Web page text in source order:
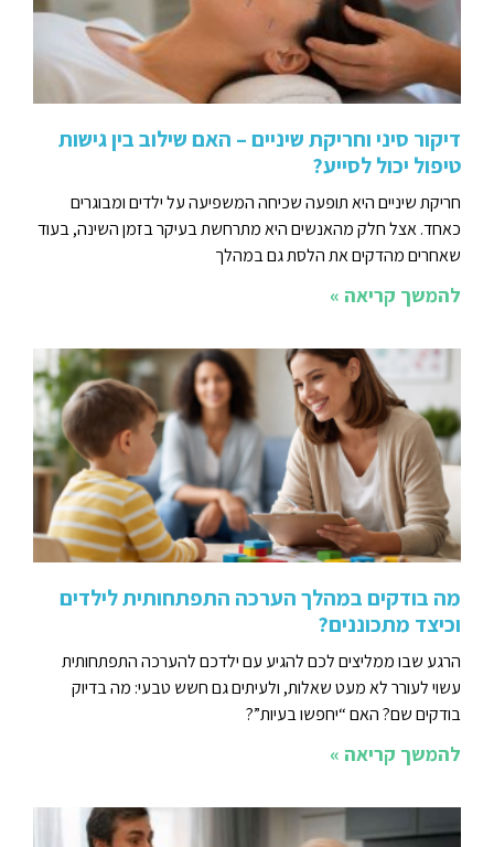
דיקור סיני וחריקת שיניים – האם שילוב בין גישות
טיפול יכול לסייע?
חריקת שיניים היא תופעה שכיחה המשפיעה על ילדים ומבוגרים
כאחד. אצל חלק מהאנשים היא מתרחשת בעיקר בזמן השינה, בעוד
שאחרים מהדקים את הלסת גם במהלך
להמשך קריאה »
מה בודקים במהלך הערכה התפתחותית לילדים
וכיצד מתכוננים?
הרגע שבו ממליצים לכם להגיע עם ילדכם להערכה התפתחותית
עשוי לעורר לא מעט שאלות, ולעיתים גם חשש טבעי: מה בדיוק
בודקים שם? האם “יחפשו בעיות”?
להמשך קריאה »